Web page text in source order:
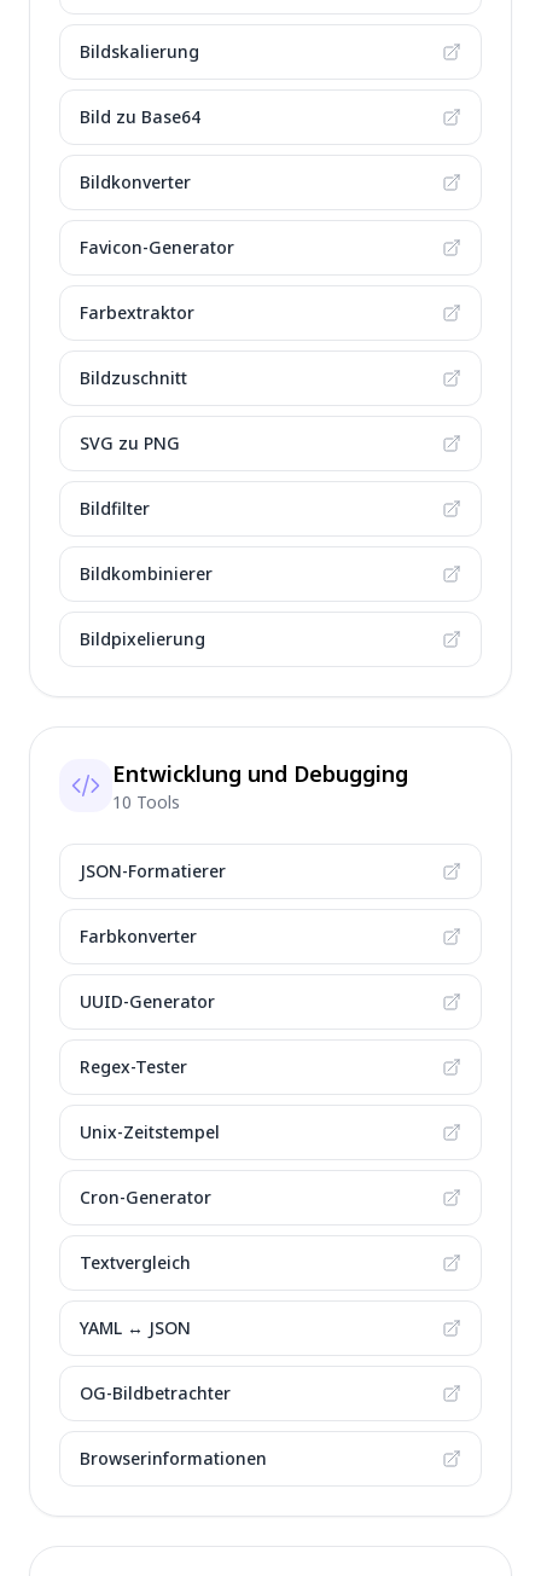
Bildskalierung
Bild zu Base64
Bildkonverter
Favicon-Generator
Farbextraktor
Bildzuschnitt
SVG zu PNG
Bildfilter
Bildkombinierer
Bildpixelierung
Entwicklung und Debugging
10 Tools
JSON-Formatierer
Farbkonverter
UUID-Generator
Regex-Tester
Unix-Zeitstempel
Cron-Generator
Textvergleich
YAML ↔ JSON
OG-Bildbetrachter
Browserinformationen